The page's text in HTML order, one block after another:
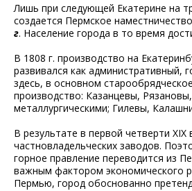
Лишь при следующей Екатерине на
создается Пермское
г. Население города в то время
В 1808 г. производство на
развивался как административный,
здесь, в основном
производство: Казанцевы,
металлургическими; Гилевы,
В результате в первой четверти
частновладельческих заводов.
горное правление переводится из
важным фактором экономического
Пермью, город обоснованно